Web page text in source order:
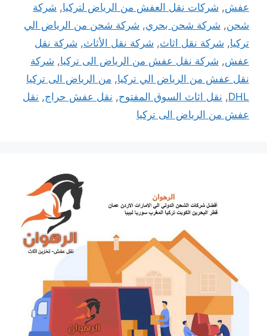
عفش, شركات نقل العفش من الرياض لتركيا, شركة
شحن, شركة شحن بحري, شركة شحن من الرياض الي
تركيا, شركة نقل اثاث, شركة نقل الأثاث, شركة نقل
عفش, شركة نقل عفش من الرياض الى تركيا, شركة
نقل عفش من الرياض الي تركيا, من الرياض الى تركيا
DHL
, نقل اثاث السوق المفتوح, نقل عفش حراج, نقل
عفش من الرياض الى تركيا